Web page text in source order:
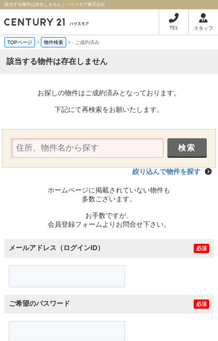
該当する物件は存在しません｜ハウスモア株式会社
TEL スタッフ
TOPページ > 物件検索 >- ご成約済み
該当する物件は存在しません
お探しの物件はご成約済みとなっております。
下記にて再検索をお願いたします。
絞り込んで物件を探す
ホームページに掲載されていない物件も
多数ございます。
お手数ですが、
会員登録フォームよりお問合せ下さい。
メールアドレス（ログインID） 必須
ご希望のパスワード 必須